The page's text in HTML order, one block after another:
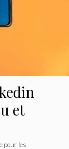
et
pour les